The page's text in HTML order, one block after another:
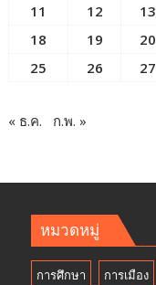
11
12 13
18
19 20
25
26 27
« ธ.ค. ก.พ. »
หมวดหมู่
การศึกษา การเมือง